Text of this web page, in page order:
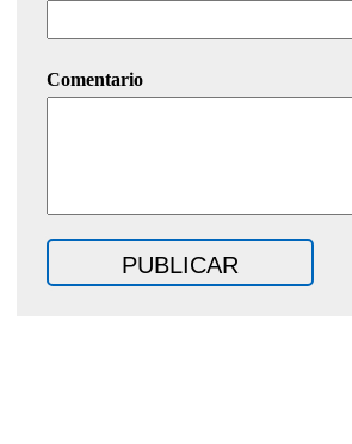
Comentario